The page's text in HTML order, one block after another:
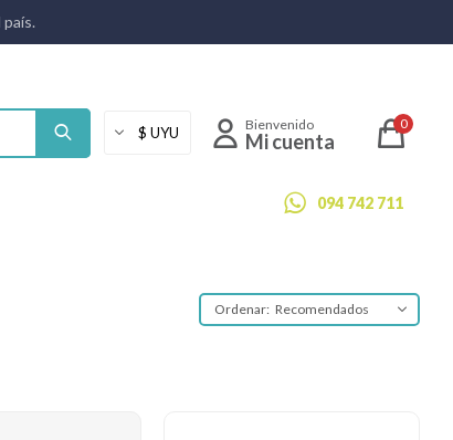
094 742 711
0
Recomendados